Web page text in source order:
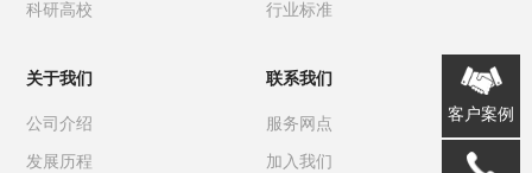
关于我们
公司介绍
发展历程
科研高校 行业标准
联系我们
服务网点
加入我们
客户案例